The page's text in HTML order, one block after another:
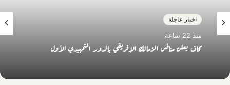
اخبار عاجلة
منذ 22 ساعة
كاف يعلن منافس الزمالك الإفريقي بالدور التمهيدي الأول